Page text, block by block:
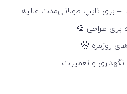
– برای تایپ طولانی‌مدت عالیه
برای طراحی 🎨
روزمره 🤫
و تعمیرات